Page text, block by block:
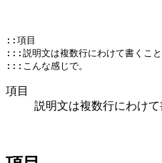
::項目
:::説明文は複数行にわけて書くこと
項目
説明文は複数行にわけ